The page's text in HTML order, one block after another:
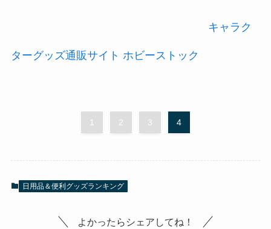
キャラク
ターグッズ通販サイト ホビーストック
1 2 3 4
日用品＆便利グッズランキング
よかったらシェアしてね！